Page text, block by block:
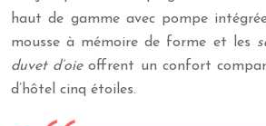
haut de gamme avec pompe
mousse à mémoire de forme et les
duvet d’oieoffrent un confort
d’hôtel cinq étoiles.